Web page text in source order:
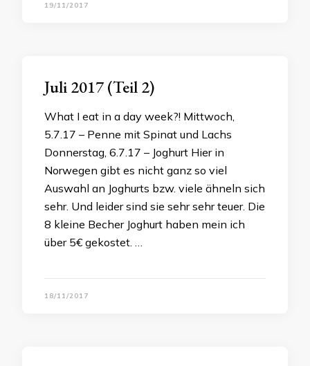
19/11/2017
Juli 2017 (Teil 2)
What I eat in a day week?! Mittwoch,
5.7.17 – Penne mit Spinat und Lachs
Donnerstag, 6.7.17 – Joghurt Hier in
Norwegen gibt es nicht ganz so viel
Auswahl an Joghurts bzw. viele ähneln sich
sehr. Und leider sind sie sehr sehr teuer. Die
8 kleine Becher Joghurt haben mein ich
über 5€ gekostet. …
18/11/2017